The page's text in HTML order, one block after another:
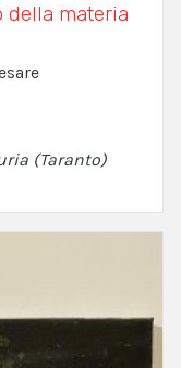
della materia
(Taranto)